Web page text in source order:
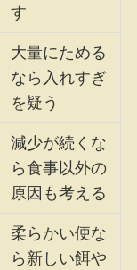
す
大量にためる
なら入れすぎ
を疑う
減少が続くな
ら食事以外の
原因も考える
柔らかい便な
ら新しい餌や